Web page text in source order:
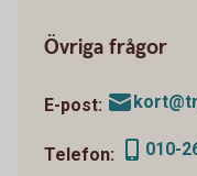
Övriga frågor
E-post:
Telefon: 010-